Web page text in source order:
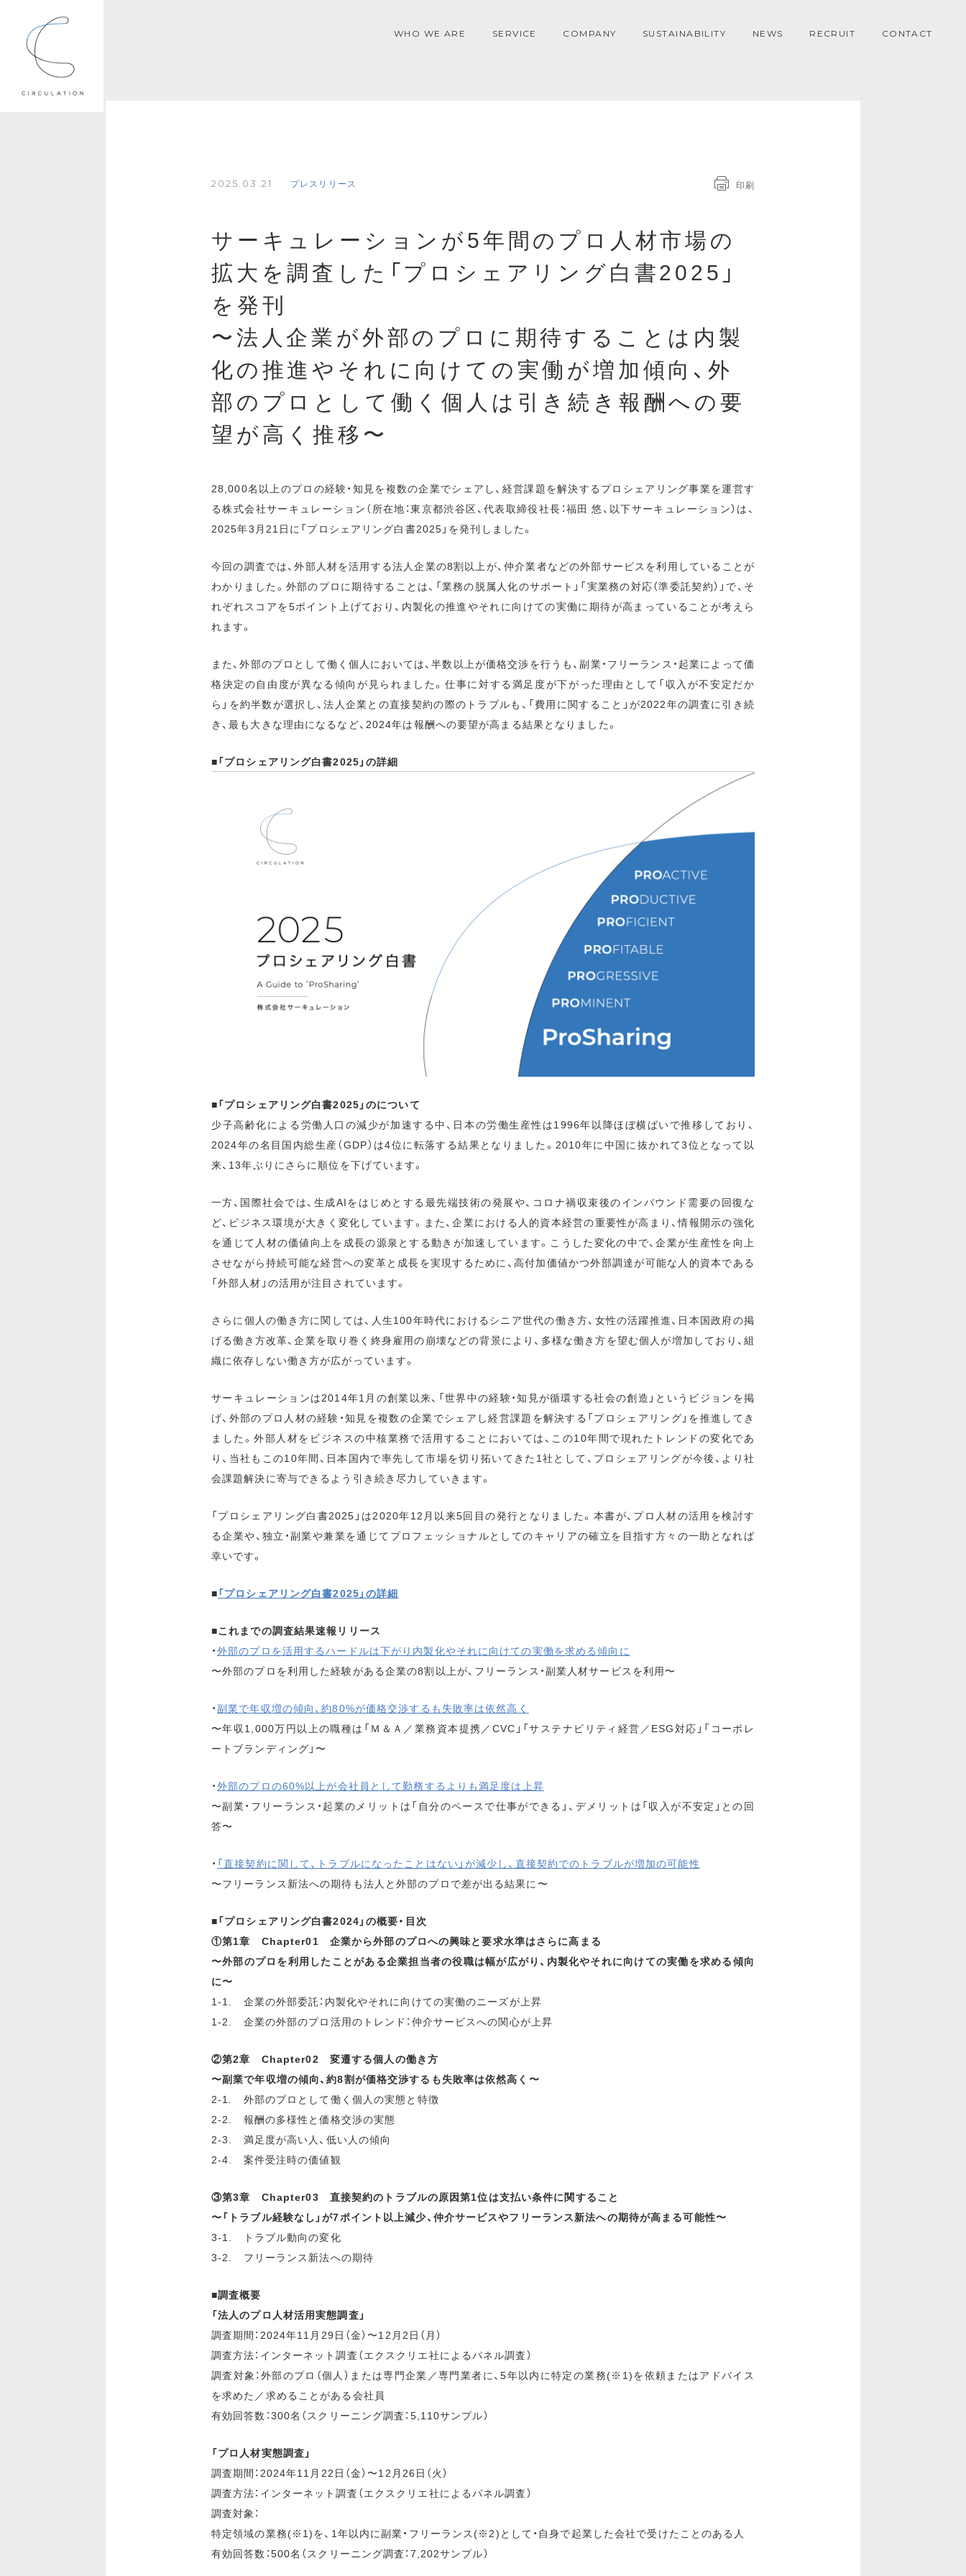
WHO WE ARE SERVICE COMPANY SUSTAINABILITY NEWS RECRUIT CONTACT
2025.03.21 プレスリリース 印刷
サーキュレーションが5年間のプロ人材市場の
拡大を調査した「プロシェアリング白書2025」
を発刊
〜法人企業が外部のプロに期待することは内製
化の推進やそれに向けての実働が増加傾向、外
部のプロとして働く個人は引き続き報酬への要
望が高く推移〜
28,000名以上のプロの経験・知見を複数の企業でシェアし、経営課題を解決するプロシェアリング事業を運営す
る株式会社サーキュレーション（所在地：東京都渋谷区、代表取締役社長：福田 悠、以下サーキュレーション）は、
2025年3月21日に「プロシェアリング白書2025」を発刊しました。
今回の調査では、外部人材を活用する法人企業の8割以上が、仲介業者などの外部サービスを利用していることが
わかりました。外部のプロに期待することは、「業務の脱属人化のサポート」「実業務の対応（準委託契約）」で、そ
れぞれスコアを5ポイント上げており、内製化の推進やそれに向けての実働に期待が高まっていることが考えら
れます。
また、外部のプロとして働く個人においては、半数以上が価格交渉を行うも、副業・フリーランス・起業によって価
格決定の自由度が異なる傾向が見られました。仕事に対する満足度が下がった理由として「収入が不安定だか
ら」を約半数が選択し、法人企業との直接契約の際のトラブルも、「費用に関すること」が2022年の調査に引き続
き、最も大きな理由になるなど、2024年は報酬への要望が高まる結果となりました。
■「プロシェアリング白書2025」の詳細
■「プロシェアリング白書2025」のについて
少子高齢化による労働人口の減少が加速する中、日本の労働生産性は1996年以降ほぼ横ばいで推移しており、
2024年の名目国内総生産（GDP）は4位に転落する結果となりました。2010年に中国に抜かれて3位となって以
来、13年ぶりにさらに順位を下げています。
一方、国際社会では、生成AIをはじめとする最先端技術の発展や、コロナ禍収束後のインバウンド需要の回復な
ど、ビジネス環境が大きく変化しています。また、企業における人的資本経営の重要性が高まり、情報開示の強化
を通じて人材の価値向上を成長の源泉とする動きが加速しています。こうした変化の中で、企業が生産性を向上
させながら持続可能な経営への変革と成長を実現するために、高付加価値かつ外部調達が可能な人的資本である
「外部人材」の活用が注目されています。
さらに個人の働き方に関しては、人生100年時代におけるシニア世代の働き方、女性の活躍推進、日本国政府の掲
げる働き方改革、企業を取り巻く終身雇用の崩壊などの背景により、多様な働き方を望む個人が増加しており、組
織に依存しない働き方が広がっています。
サーキュレーションは2014年1月の創業以来、「世界中の経験・知見が循環する社会の創造」というビジョンを掲
げ、外部のプロ人材の経験・知見を複数の企業でシェアし経営課題を解決する「プロシェアリング」を推進してき
ました。外部人材をビジネスの中核業務で活用することにおいては、この10年間で現れたトレンドの変化であ
り、当社もこの10年間、日本国内で率先して市場を切り拓いてきた1社として、プロシェアリングが今後、より社
会課題解決に寄与できるよう引き続き尽力していきます。
「プロシェアリング白書2025」は2020年12月以来5回目の発行となりました。本書が、プロ人材の活用を検討す
る企業や、独立・副業や兼業を通じてプロフェッショナルとしてのキャリアの確立を目指す方々の一助となれば
幸いです。
■「プロシェアリング白書2025」の詳細
■これまでの調査結果速報リリース
・外部のプロを活用するハードルは下がり内製化やそれに向けての実働を求める傾向に
〜外部のプロを利用した経験がある企業の8割以上が、フリーランス・副業人材サービスを利用〜
・副業で年収増の傾向、約80%が価格交渉するも失敗率は依然高く
〜年収1,000万円以上の職種は「Ｍ＆Ａ／業務資本提携／CVC」「サステナビリティ経営／ESG対応」「コーポレ
ートブランディング」〜
・外部のプロの60%以上が会社員として勤務するよりも満足度は上昇
〜副業・フリーランス・起業のメリットは「自分のペースで仕事ができる」、デメリットは「収入が不安定」との回
答〜
・ 「直接契約に関して、トラブルになったことはない」が減少し、直接契約でのトラブルが増加の可能性
〜フリーランス新法への期待も法人と外部のプロで差が出る結果に〜
■「プロシェアリング白書2024」の概要・目次
①第1章 Chapter01 企業から外部のプロへの興味と要求水準はさらに高まる
〜外部のプロを利用したことがある企業担当者の役職は幅が広がり、内製化やそれに向けての実働を求める傾向
に〜
1-1. 企業の外部委託：内製化やそれに向けての実働のニーズが上昇
1-2. 企業の外部のプロ活用のトレンド：仲介サービスへの関心が上昇
②第2章 Chapter02 変遷する個人の働き方
〜副業で年収増の傾向、約8割が価格交渉するも失敗率は依然高く〜
2-1. 外部のプロとして働く個人の実態と特徴
2-2. 報酬の多様性と価格交渉の実態
2-3. 満足度が高い人、低い人の傾向
2-4. 案件受注時の価値観
③第3章 Chapter03 直接契約のトラブルの原因第1位は支払い条件に関すること
〜「トラブル経験なし」が7ポイント以上減少、仲介サービスやフリーランス新法への期待が高まる可能性〜
3-1. トラブル動向の変化
3-2. フリーランス新法への期待
■調査概要
「法人のプロ人材活用実態調査」
調査期間：2024年11月29日（金）〜12月2日（月）
調査方法：インターネット調査（エクスクリエ社によるパネル調査）
調査対象：外部のプロ（個人）または専門企業／専門業者に、5年以内に特定の業務(※1)を依頼またはアドバイス
を求めた／求めることがある会社員
有効回答数：300名（スクリーニング調査：5,110サンプル）
「プロ人材実態調査」
調査期間：2024年11月22日（金）〜12月26日（火）
調査方法：インターネット調査（エクスクリエ社によるパネル調査）
調査対象：
特定領域の業務(※1)を、1年以内に副業・フリーランス(※2)として・自身で起業した会社で受けたことのある人
有効回答数：500名（スクリーニング調査：7,202サンプル）